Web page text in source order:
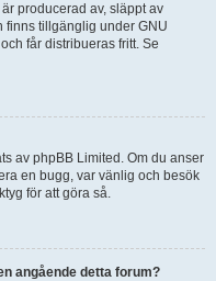
producerad av, släppt av
finns tillgänglig under GNU
får distribueras fritt. Se
av phpBB Limited. Om du anser
en bugg, var vänlig och besök
för att göra så.
angående detta forum?